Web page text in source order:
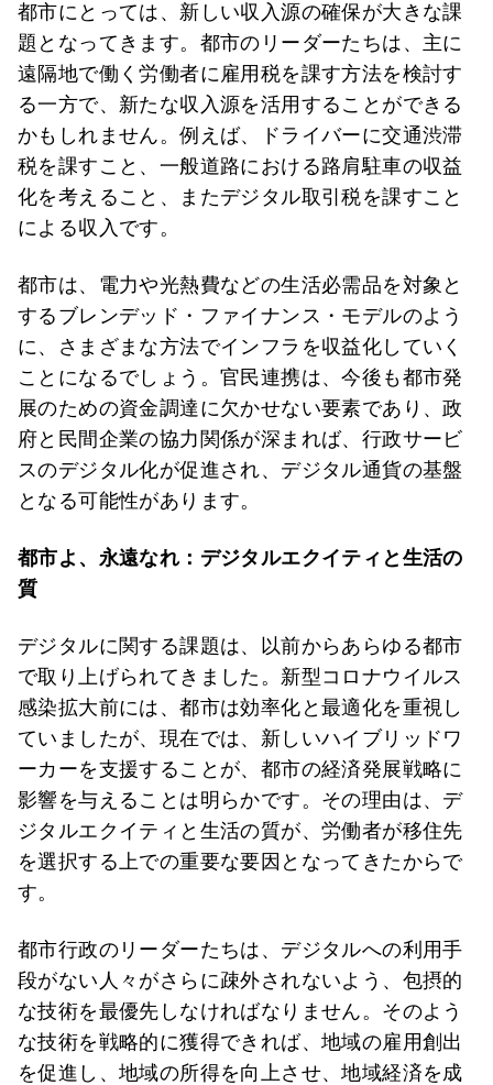
都市にとっては、新しい収入源の確保が大きな課
題となってきます。都市のリーダーたちは、主に
遠隔地で働く労働者に雇用税を課す方法を検討す
る一方で、新たな収入源を活用することができる
かもしれません。例えば、ドライバーに交通渋滞
税を課すこと、一般道路における路肩駐車の収益
化を考えること、またデジタル取引税を課すこと
による収入です。
都市は、電力や光熱費などの生活必需品を対象と
するブレンデッド・ファイナンス・モデルのよう
に、さまざまな方法でインフラを収益化していく
ことになるでしょう。官民連携は、今後も都市発
展のための資金調達に欠かせない要素であり、政
府と民間企業の協力関係が深まれば、行政サービ
スのデジタル化が促進され、デジタル通貨の基盤
となる可能性があります。
都市よ、永遠なれ：デジタルエクイティと生活の
質
デジタルに関する課題は、以前からあらゆる都市
で取り上げられてきました。新型コロナウイルス
感染拡大前には、都市は効率化と最適化を重視し
ていましたが、現在では、新しいハイブリッドワ
ーカーを支援することが、都市の経済発展戦略に
影響を与えることは明らかです。その理由は、デ
ジタルエクイティと生活の質が、労働者が移住先
を選択する上での重要な要因となってきたからで
す。
都市行政のリーダーたちは、デジタルへの利用手
段がない人々がさらに疎外されないよう、包摂的
な技術を最優先しなければなりません。そのよう
な技術を戦略的に獲得できれば、地域の雇用創出
を促進し、地域の所得を向上させ、地域経済を成